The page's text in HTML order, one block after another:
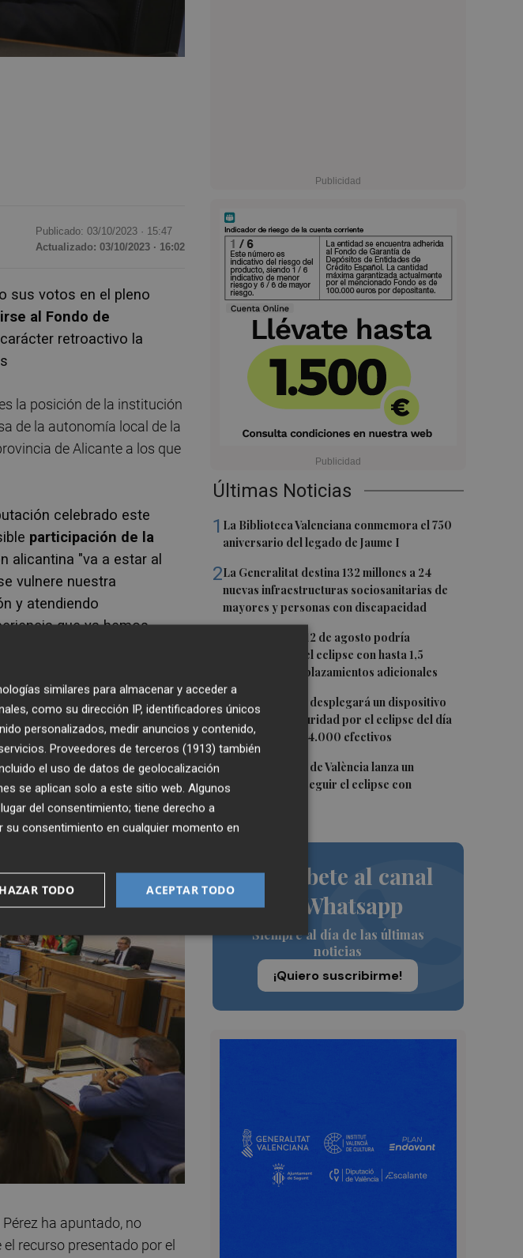
Últimas Noticias
1 La Biblioteca Valenciana conmemora el 750
aniversario del legado de Jaume I
2La Generalitat destina 132 millones a 24
nuevas infraestructuras sociosanitarias de
mayores y personas con discapacidad
La movilidad el 12 de agosto podría
duplicarse por el eclipse con hasta 1,5
millones de desplazamientos adicionales
4 La Guardia Civil desplegará un dispositivo
especial de seguridad por el eclipse del día
12, con más de 24.000 efectivos
5
El Ayuntamiento de València lanza un
decálogo para seguir el eclipse con
Suscríbete al canal
de Whatsapp
Siempre al día de las últimas
noticias
¡Quiero suscribirme!
Publicado: 03/10/2023 · 15:47
Actualizado: 03/10/2023 · 16:02
sus votos en el pleno
al Fondo de
retroactivo la
la posición de la institución
de la autonomía local de la
de Alicante a los que
celebrado este
participación de la
alicantina "va a estar al
vulnere nuestra
y atendiendo
que ya hemos
administración que no es
ha apuntado, no
el recurso presentado por el
similares para almacenar y acceder a
como su dirección IP, identificadores únicos
personalizados, medir anuncios y contenido,
Proveedores de terceros (1913) también
el uso de datos de geolocalización
se aplican solo a este sitio web. Algunos
del consentimiento; tiene derecho a
su consentimiento en cualquier momento en
ACEPTAR TODO
TODO